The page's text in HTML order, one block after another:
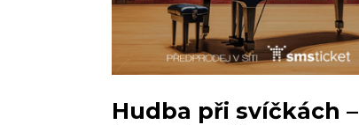
Hudba při svíčkách –